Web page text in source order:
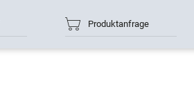
Produktanfrage